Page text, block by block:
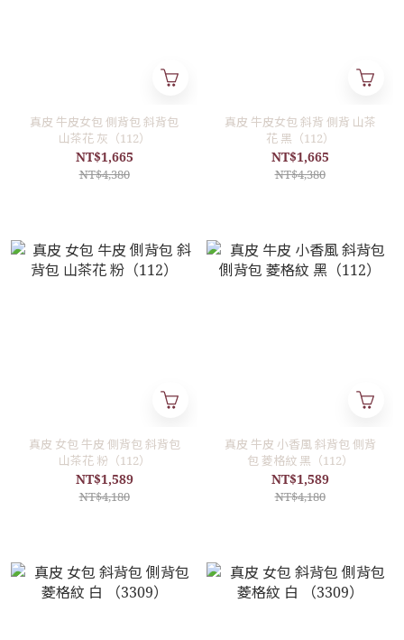
真皮 牛皮女包 側背包 斜背包
山茶花 灰（112）
NT$1,665
NT$4,380
真皮 牛皮女包 斜背 側背 山茶
花 黑（112）
NT$1,665
NT$4,380
真皮 女包 牛皮 側背包 斜背包
山茶花 粉（112）
NT$1,589
NT$4,180
真皮 牛皮 小香風 斜背包 側背
包 菱格紋 黑（112）
NT$1,589
NT$4,180